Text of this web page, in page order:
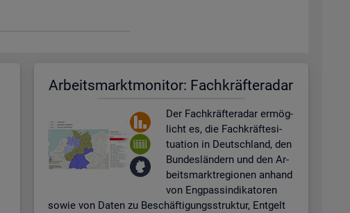
Ar­beits­markt­mo­ni­tor: Fach­kräf­te­ra­dar
Der Fach­kräf­te­ra­dar er­mög­
licht es, die Fach­kräf­te­si­
tua­ti­on in Deutsch­land, den
Bun­des­län­dern und den Ar­
beits­markt­re­gio­nen an­hand
von Eng­pas­sin­di­ka­to­ren
sowie von Daten zu Be­schäf­ti­gungs­struk­tur, Ent­gelt